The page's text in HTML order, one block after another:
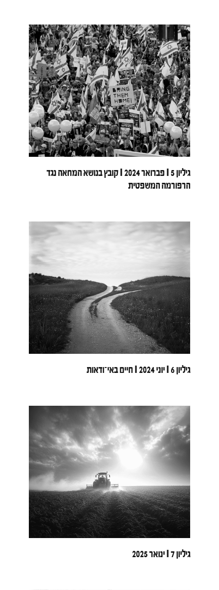
גיליון 5 I פברואר 2024 I קובץ בנושא המחאה נגד
הרפורמה המשפטית
גיליון 6 I יוני 2024 I חיים באי־ודאות
גיליון 7 I ינואר 2025